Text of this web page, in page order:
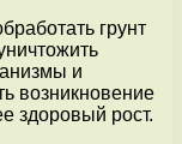
грунт
и
возникновение
здоровый рост.